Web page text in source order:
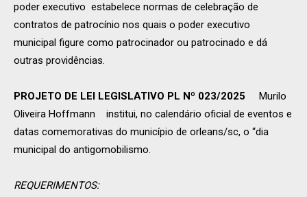
poder executivo estabelece normas de celebração de
contratos de patrocínio nos quais o poder executivo
municipal figure como patrocinador ou patrocinado e dá
outras providências.
PROJETO DE LEI LEGISLATIVO PL Nº 023/2025 Murilo
Oliveira Hoffmann institui, no calendário oficial de eventos e
datas comemorativas do município de orleans/sc, o “dia
municipal do antigomobilismo.
REQUERIMENTOS: